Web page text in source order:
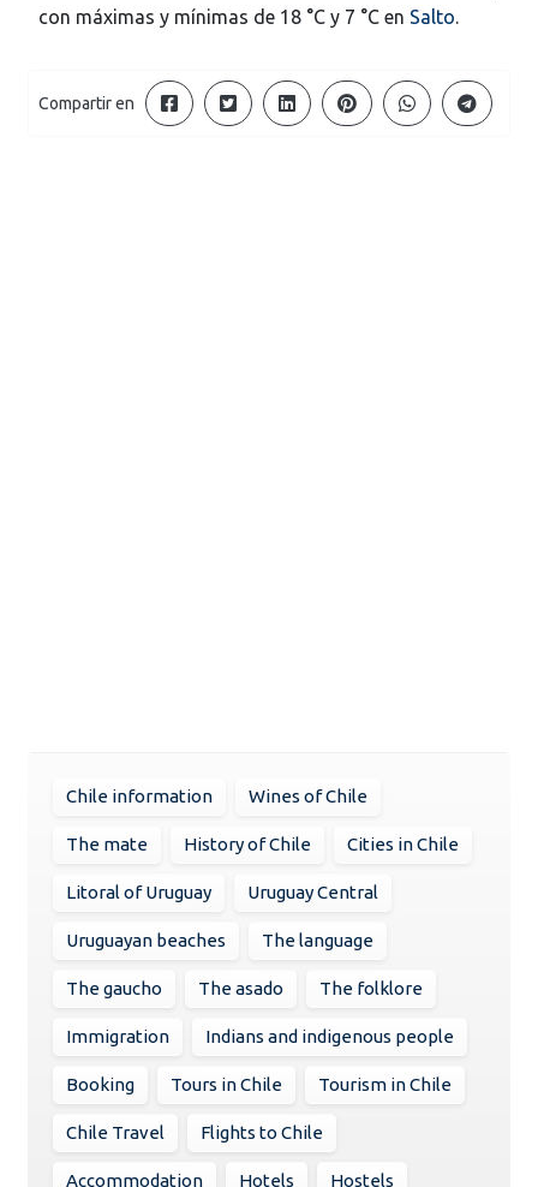
con máximas y mínimas de 18 °C y 7 °C en Salto.
Compartir en
Chile information Wines of Chile
The mate History of Chile Cities in Chile
Litoral of Uruguay Uruguay Central
Uruguayan beaches The language
The gaucho The asado The folklore
Immigration Indians and indigenous people
Booking Tours in Chile Tourism in Chile
Chile Travel Flights to Chile
Accommodation Hotels Hostels